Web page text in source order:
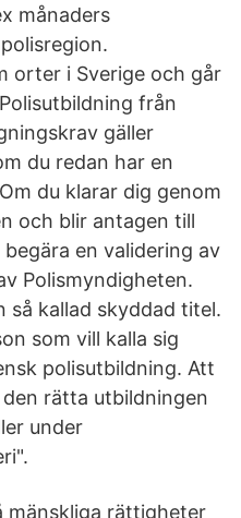
månaders
orter i Sverige och går
från
gäller
du redan har en
du klarar dig genom
och blir antagen till
en validering av
Polismyndigheten.
så kallad skyddad titel.
som vill kalla sig
polisutbildning. Att
rätta utbildningen
under
mänskliga rättigheter